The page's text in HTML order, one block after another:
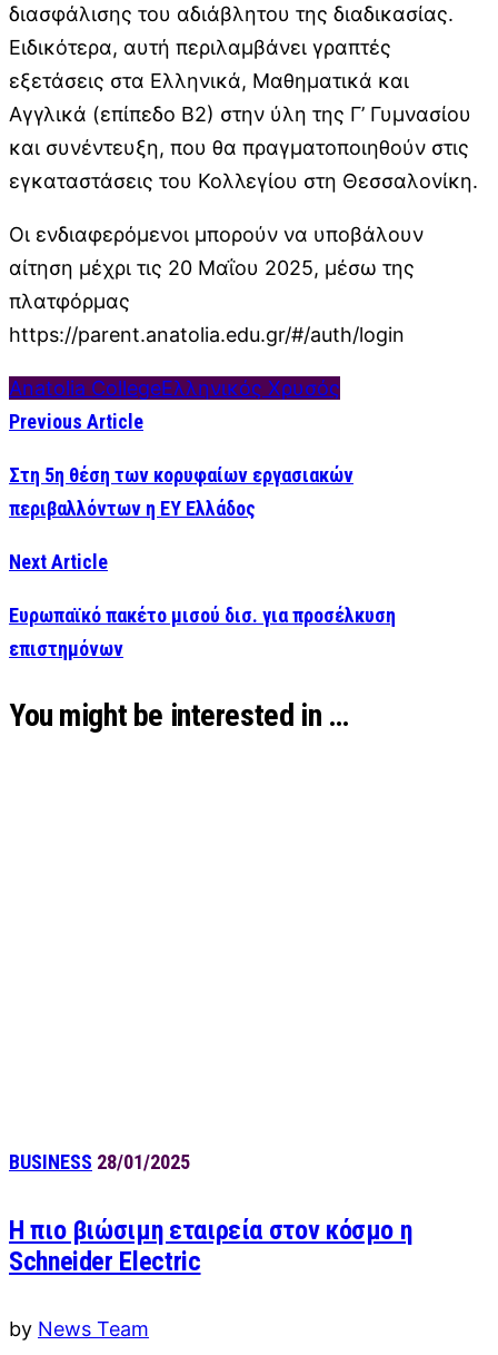
διασφάλισης του αδιάβλητου της διαδικασίας.
Ειδικότερα, αυτή περιλαμβάνει γραπτές
εξετάσεις στα Ελληνικά, Μαθηματικά και
Αγγλικά (επίπεδο Β2) στην ύλη της Γ’ Γυμνασίου
και συνέντευξη, που θα πραγματοποιηθούν στις
εγκαταστάσεις του Κολλεγίου στη Θεσσαλονίκη.
Οι ενδιαφερόμενοι μπορούν να υποβάλουν
αίτηση μέχρι τις 20 Μαΐου 2025, μέσω της
πλατφόρμας
https://parent.anatolia.edu.gr/#/auth/login
Anatolia CollegeΕλληνικός Χρυσός
Previous Article
Στη 5η θέση των κορυφαίων εργασιακών
περιβαλλόντων η EY Ελλάδος
Next Article
Ευρωπαϊκό πακέτο μισού δισ. για προσέλκυση
επιστημόνων
You might be interested in …
BUSINESS 28/01/2025
Η πιο βιώσιμη εταιρεία στον κόσμο η
Schneider Electric
by News Team